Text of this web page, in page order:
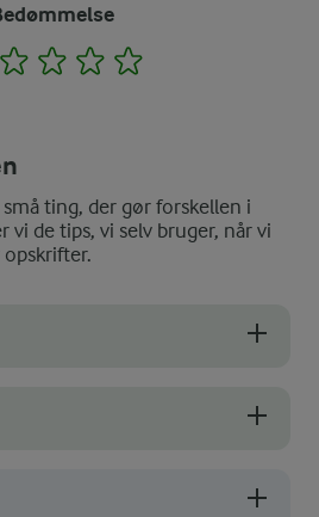
1 2 3 4
ting, der gør forskellen i
vi de tips, vi selv bruger, når vi